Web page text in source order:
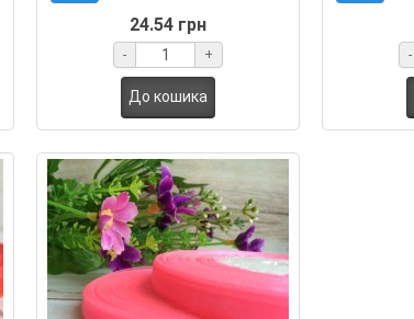
24.54 грн
- +
До кошика
-